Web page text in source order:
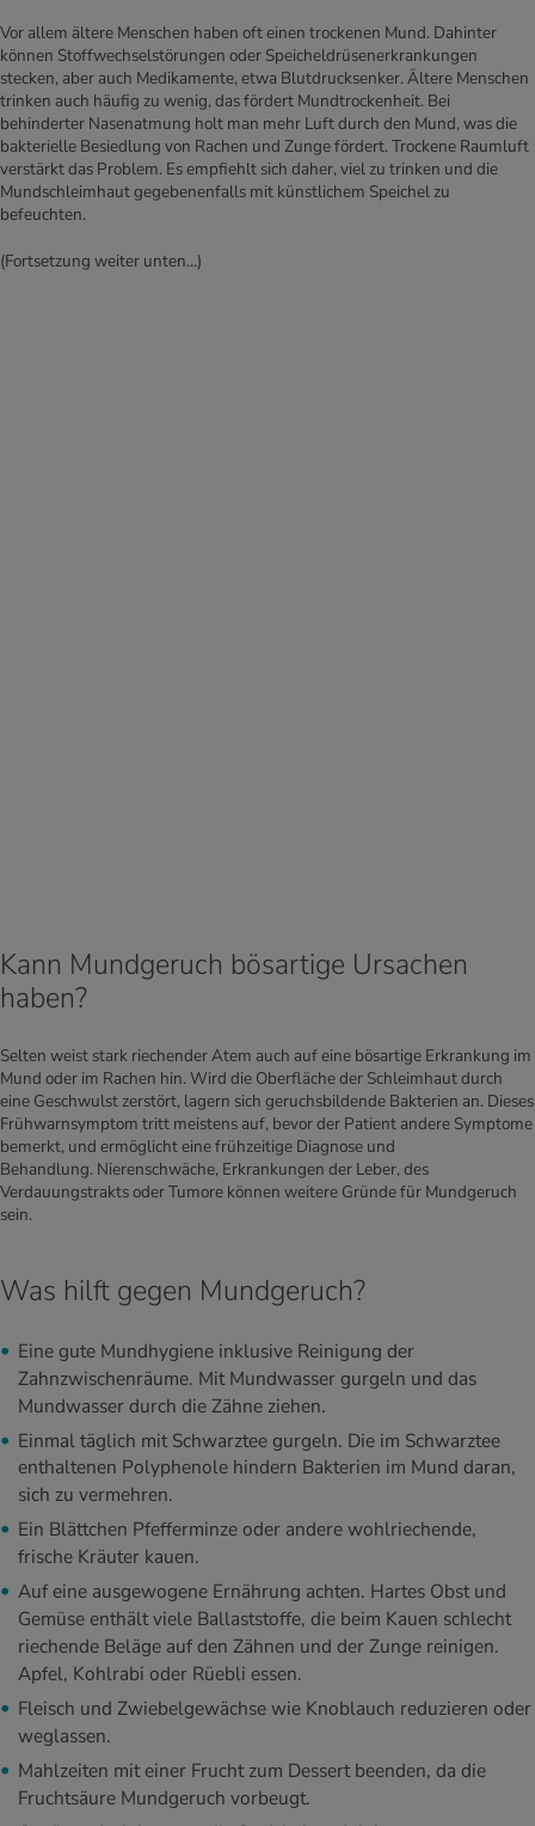
Vor allem ältere Menschen haben oft einen trockenen Mund. Dahinter
können Stoffwechselstörungen oder Speicheldrüsenerkrankungen
stecken, aber auch Medikamente, etwa Blutdrucksenker. Ältere Menschen
trinken auch häufig zu wenig, das fördert Mundtrockenheit. Bei
behinderter Nasenatmung holt man mehr Luft durch den Mund, was die
bakterielle Besiedlung von Rachen und Zunge fördert. Trockene Raumluft
verstärkt das Problem. Es empfiehlt sich daher, viel zu trinken und die
Mundschleimhaut gegebenenfalls mit künstlichem Speichel zu
befeuchten.
(Fortsetzung weiter unten…)
Kann Mundgeruch bösartige Ursachen
haben?
Selten weist stark riechender Atem auch auf eine bösartige Erkrankung im
Mund oder im Rachen hin. Wird die Oberfläche der Schleimhaut durch
eine Geschwulst zerstört, lagern sich geruchsbildende Bakterien an. Dieses
Frühwarnsymptom tritt meistens auf, bevor der Patient andere Symptome
bemerkt, und ermöglicht eine frühzeitige Diagnose und
Behandlung. Nierenschwäche, Erkrankungen der Leber, des
Verdauungstrakts oder Tumore können weitere Gründe für Mundgeruch
sein.
Was hilft gegen Mundgeruch?
Eine gute Mundhygiene inklusive Reinigung der
Zahnzwischenräume. Mit Mundwasser gurgeln und das
Mundwasser durch die Zähne ziehen.
Einmal täglich mit Schwarztee gurgeln. Die im Schwarztee
enthaltenen Polyphenole hindern Bakterien im Mund daran,
sich zu vermehren.
Ein Blättchen Pfefferminze oder andere wohlriechende,
frische Kräuter kauen.
Auf eine ausgewogene Ernährung achten. Hartes Obst und
Gemüse enthält viele Ballaststoffe, die beim Kauen schlecht
riechende Beläge auf den Zähnen und der Zunge reinigen.
Apfel, Kohlrabi oder Rüebli essen.
Fleisch und Zwiebelgewächse wie Knoblauch reduzieren oder
weglassen.
Mahlzeiten mit einer Frucht zum Dessert beenden, da die
Fruchtsäure Mundgeruch vorbeugt.